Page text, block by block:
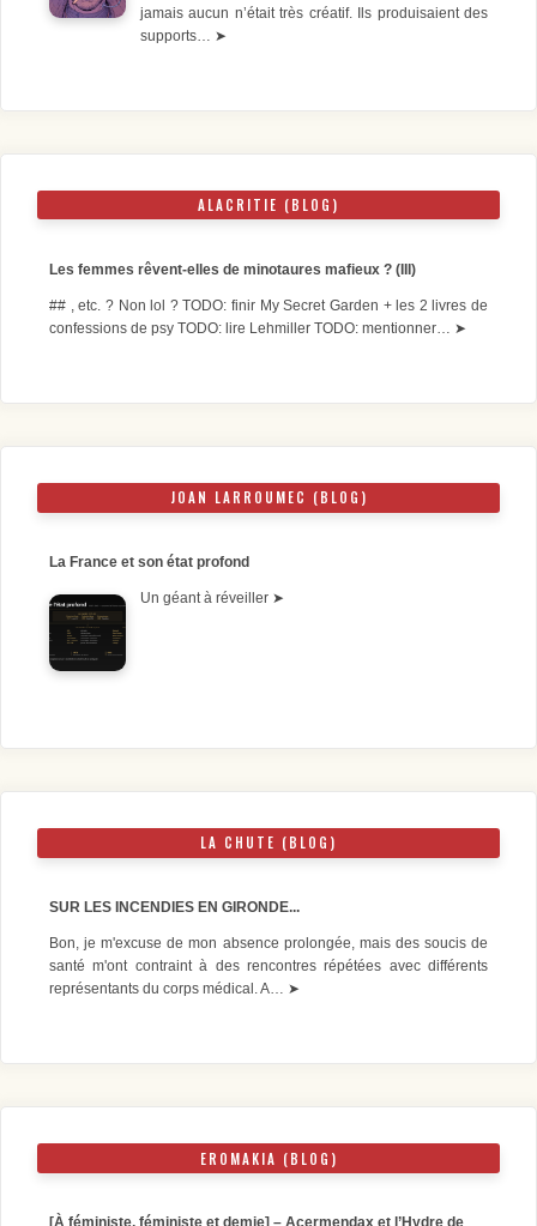
jamais aucun n’était très créatif. Ils produisaient des
supports… ➤
ALACRITIE (BLOG)
Les femmes rêvent-elles de minotaures mafieux ? (III)
## , etc. ? Non lol ? TODO: finir My Secret Garden + les 2 livres de
confessions de psy TODO: lire Lehmiller TODO: mentionner… ➤
JOAN LARROUMEC (BLOG)
La France et son état profond
Un géant à réveiller ➤
LA CHUTE (BLOG)
SUR LES INCENDIES EN GIRONDE...
Bon, je m'excuse de mon absence prolongée, mais des soucis de
santé m'ont contraint à des rencontres répétées avec différents
représentants du corps médical. A… ➤
EROMAKIA (BLOG)